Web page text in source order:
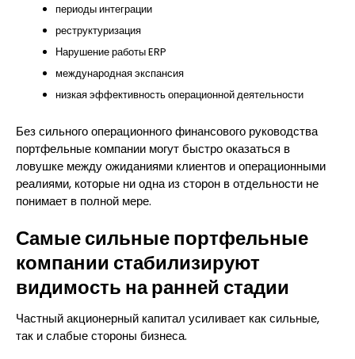
периоды интеграции
реструктуризация
Нарушение работы ERP
международная экспансия
низкая эффективность операционной деятельности
Без сильного операционного финансового руководства
портфельные компании могут быстро оказаться в
ловушке между ожиданиями клиентов и операционными
реалиями, которые ни одна из сторон в отдельности не
понимает в полной мере.
Самые сильные портфельные
компании стабилизируют
видимость на ранней стадии
Частный акционерный капитал усиливает как сильные,
так и слабые стороны бизнеса.